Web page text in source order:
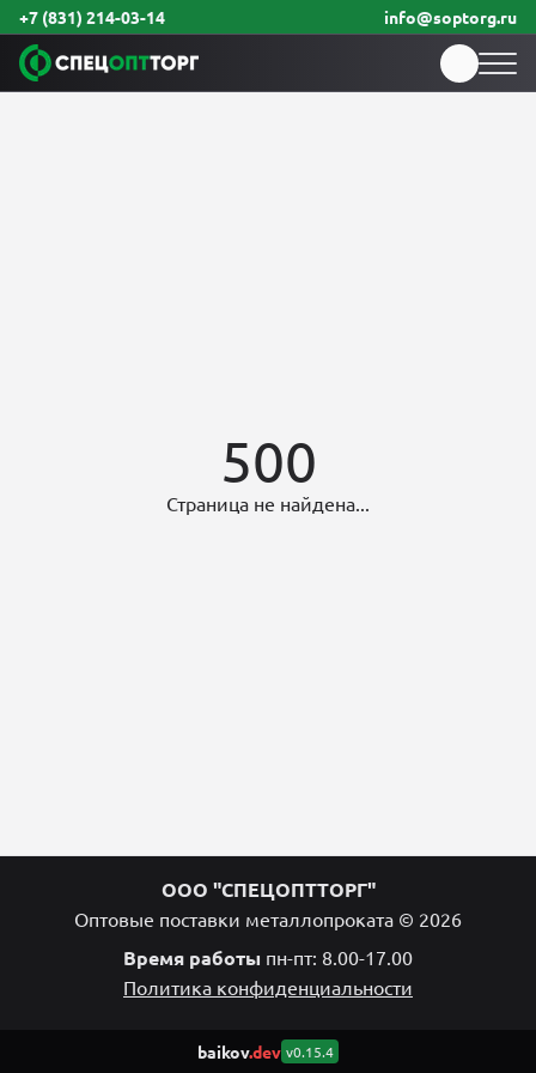
+7 (831) 214-03-14 info@soptorg.ru
500
Страница не найдена...
ООО "СПЕЦОПТТОРГ"
Оптовые поставки металлопроката © 2026
Время работы пн-пт: 8.00-17.00
Политика конфиденциальности
baikov.dev v0.15.4